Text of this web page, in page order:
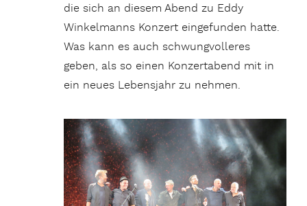
die sich an diesem Abend zu Eddy
Winkelmanns Konzert eingefunden hatte.
Was kann es auch schwungvolleres
geben, als so einen Konzertabend mit in
ein neues Lebensjahr zu nehmen.